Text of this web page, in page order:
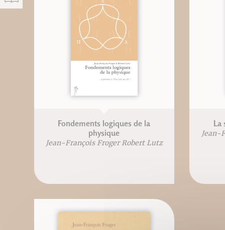
Fondements logiques de la
physique
Jean-François Froger Robert Lutz
La
Jean-